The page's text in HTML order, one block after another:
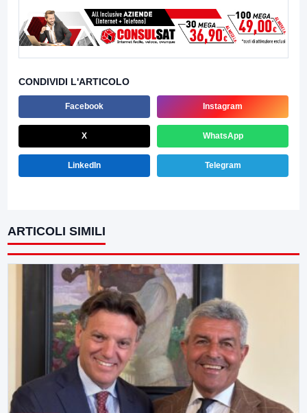
CONDIVIDI L'ARTICOLO
Facebook Instagram
X WhatsApp
LinkedIn Telegram
ARTICOLI SIMILI